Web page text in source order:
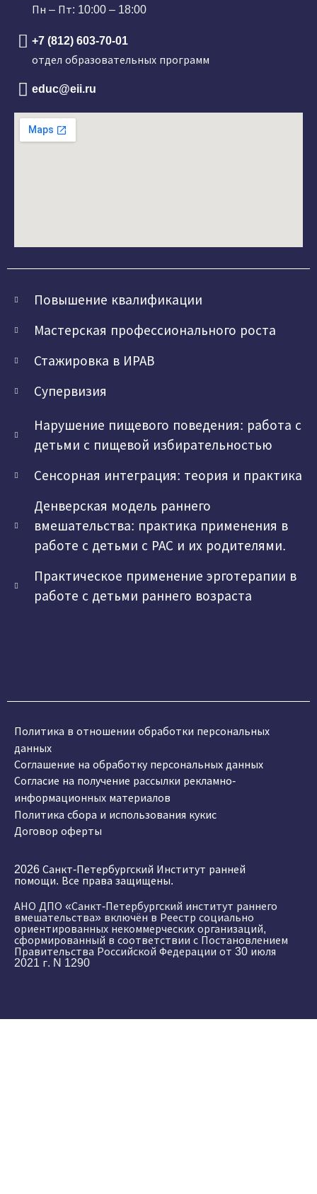
Пн – Пт: 10:00 – 18:00
+7 (812) 603-70-01
отдел образовательных программ
educ@eii.ru
Повышение квалификации
Мастерская профессионального роста
Стажировка в ИРАВ
Супервизия
Нарушение пищевого поведения: работа с
детьми с пищевой избирательностью
Сенсорная интеграция: теория и практика
Денверская модель раннего
вмешательства: практика применения в
работе с детьми с РАС и их родителями.
Практическое применение эрготерапии в
работе с детьми раннего возраста
Политика в отношении обработки персональных
данных
Соглашение на обработку персональных данных
Согласие на получение рассылки рекламно-
информационных материалов
Политика сбора и использования кукис
Договор оферты
2026 Санкт-Петербургский Институт ранней
помощи. Все права защищены.
АНО ДПО «Санкт-Петербургский институт раннего
вмешательства» включён в Реестр социально
ориентированных некоммерческих организаций,
сформированный в соответствии с Постановлением
Правительства Российской Федерации от 30 июля
2021 г. N 1290